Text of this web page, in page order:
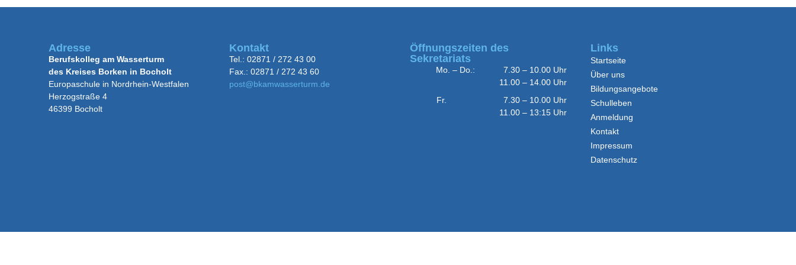
Adresse
Berufskolleg am Wasserturm
des Kreises Borken in Bocholt
Europaschule in Nordrhein-Westfalen
Herzogstraße 4
46399 Bocholt
Kontakt
Tel.: 02871 / 272 43 00
Fax.: 02871 / 272 43 60
post@bkamwasserturm.de
Öffnungszeiten des
Sekretariats
Mo. – Do.: 7.30 – 10.00 Uhr
11.00 – 14.00 Uhr
Fr. 7.30 – 10.00 Uhr
11.00 – 13:15 Uhr
Links
Startseite
Über uns
Bildungsangebote
Schulleben
Anmeldung
Kontakt
Impressum
Datenschutz